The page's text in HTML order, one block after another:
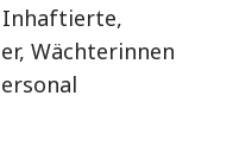
Inhaftierte,
Wächterinnen